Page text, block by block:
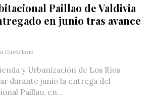
Paillao de Valdivia
en junio tras avance
Castellano
y Urbanización de Los Ríos
durante junio la entrega del
Paillao, en...